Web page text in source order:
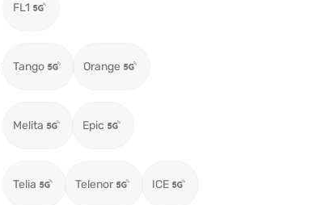
FL1
Tango Orange
Melita Epic
Telia Telenor ICE